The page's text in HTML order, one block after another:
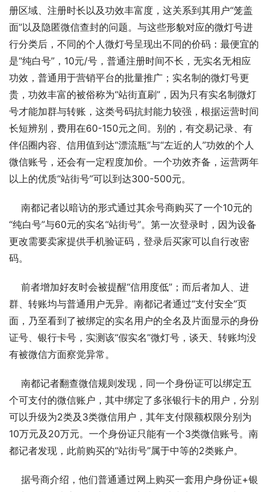
册区域、注册时长以及功效丰富度，这关系到其用户“笼盖
面”以及隐匿微信查封的问题。与这些形貌对应的微灯号进
行分类后，不同的个人微灯号呈现出不同的价码：最便宜的
是“纯白号”，10元/号，普通注册时间不长，无实名无相应
功效，普通用于营销平台的批量推广；实名制的微灯号更
贵，功效丰富的被俗称为“站街直刷”，因为只有实名制微灯
号才能加群与转账，这类号码抗封能力较强，根据运营时间
长短辨别，费用在60-150元之间。别的，有交易记录、有
伴侣圈内容、信用值到达“漂流瓶”与“左近的人”功效的个人
微信账号，还会有一定程度加价。一个功效齐备，运营两年
以上的优质“站街号”可以到达300-500元。
南都记者以暗访的形式通过其余号商购买了一个10元的
“纯白号”与60元的实名“站街号”。第一次登录时，因为设备
更改需要卖家提供手机验证码，登录后买家可以自行改密
码。
前者增加好友时会被提醒“信用度低”；而后者加人、进
群、转账均与普通用户无异。南都记者通过“支付安全”页
面，乃至看到了被绑定的实名用户的全名及片面显示的身份
证号、银行卡号，实测该“假实名”微灯号，谈天、转账均没
有被微信方面察觉异常。
南都记者翻查微信规则发现，同一个身份证可以绑定五
个可支付的微信账户，其中绑定了多张银行卡的用户，分别
可以升级为2类及3类微信用户，其年支付限额权限分别为
10万元及20万元。一个身份证只能有一个3类微信账号。南
都记者发现，此前购买的“站街号”属于中等的2类账户。
据号商介绍，他们普通通过网上购买一套用户身份证+银